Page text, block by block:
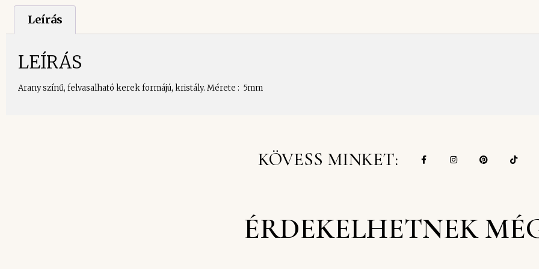
Leírás
LEÍRÁS
Arany színű, felvasalható kerek formájú, kristály. Mérete : 5mm
KÖVESS MINKET:
ÉRDEKELHETNEK